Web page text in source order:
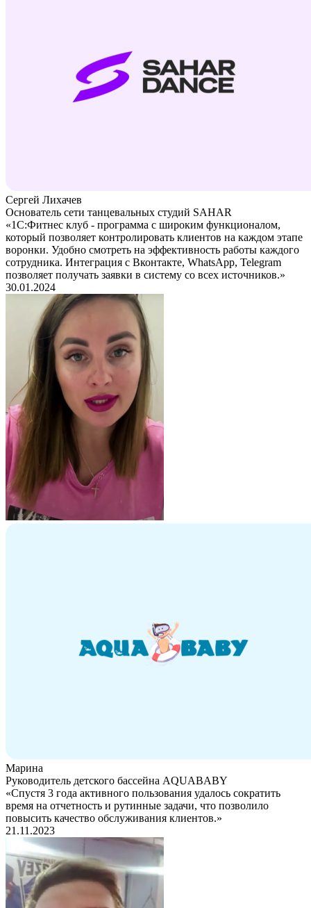
Сергей Лихачев
Основатель сети танцевальных студий SAHAR
«1С:Фитнес клуб - программа с широким функционалом,
который позволяет контролировать клиентов на каждом этапе
воронки. Удобно смотреть на эффективность работы каждого
сотрудника. Интеграция с Вконтакте, WhatsApp, Telegram
позволяет получать заявки в систему со всех источников.»
30.01.2024
Марина
Руководитель детского бассейна AQUABABY
«Спустя 3 года активного пользования удалось сократить
время на отчетность и рутинные задачи, что позволило
повысить качество обслуживания клиентов.»
21.11.2023